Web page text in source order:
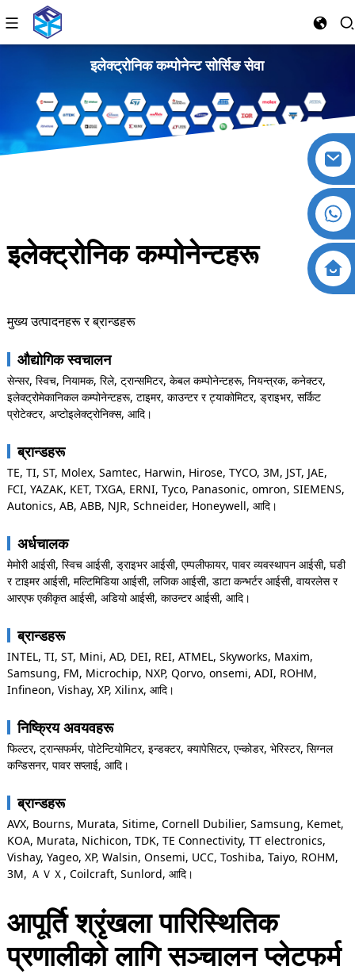
इलेक्ट्रोनिक कम्पोनेन्ट सोर्सिङ सेवा
इलेक्ट्रोनिक कम्पोनेन्टहरू
मुख्य उत्पादनहरू र ब्रान्डहरू
औद्योगिक स्वचालन
सेन्सर, स्विच, नियामक, रिले, ट्रान्समिटर, केबल कम्पोनेन्टहरू, नियन्त्रक, कनेक्टर,
इलेक्ट्रोमेकानिकल कम्पोनेन्टहरू, टाइमर, काउन्टर र ट्याकोमिटर, ड्राइभर, सर्किट
प्रोटेक्टर, अप्टोइलेक्ट्रोनिक्स, आदि।
ब्रान्डहरू
TE, TI, ST, Molex, Samtec, Harwin, Hirose, TYCO, 3M, JST, JAE,
FCI, YAZAK, KET, TXGA, ERNI, Tyco, Panasonic, omron, SIEMENS,
Autonics, AB, ABB, NJR, Schneider, Honeywell, आदि।
अर्धचालक
मेमोरी आईसी, स्विच आईसी, ड्राइभर आईसी, एम्पलीफायर, पावर व्यवस्थापन आईसी, घडी
र टाइमर आईसी, मल्टिमिडिया आईसी, लजिक आईसी, डाटा कन्भर्टर आईसी, वायरलेस र
आरएफ एकीकृत आईसी, अडियो आईसी, काउन्टर आईसी, आदि।
ब्रान्डहरू
INTEL, TI, ST, Mini, AD, DEI, REI, ATMEL, Skyworks, Maxim,
Samsung, FM, Microchip, NXP, Qorvo, onsemi, ADI, ROHM,
Infineon, Vishay, XP, Xilinx, आदि।
निष्क्रिय अवयवहरू
फिल्टर, ट्रान्सफर्मर, पोटेन्टियोमिटर, इन्डक्टर, क्यापेसिटर, एन्कोडर, भेरिस्टर, सिग्नल
कन्डिसनर, पावर सप्लाई, आदि।
ब्रान्डहरू
AVX, Bourns, Murata, Sitime, Cornell Dubilier, Samsung, Kemet,
KOA, Murata, Nichicon, TDK, TE Connectivity, TT electronics,
Vishay, Yageo, XP, Walsin, Onsemi, UCC, Toshiba, Taiyo, ROHM,
3M, ＡＶＸ, Coilcraft, Sunlord, आदि।
आपूर्ति श्रृंखला पारिस्थितिक
प्रणालीको लागि सञ्चालन प्लेटफर्म